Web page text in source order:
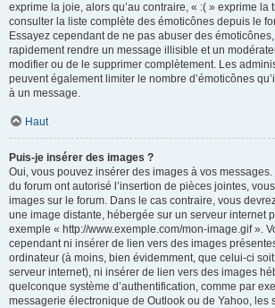
exprime la joie, alors qu’au contraire, « :( » exprime la
consulter la liste complète des émoticônes depuis le
Essayez cependant de ne pas abuser des
rapidement rendre un message illisible et un
modifier ou de le supprimer complètement. Les
peuvent également limiter le nombre d’émoticônes
à un message.
Haut
Puis-je insérer des images ?
Oui, vous pouvez insérer des images à vos
du forum ont autorisé l’insertion de pièces jointes,
images sur le forum. Dans le cas contraire, vous
une image distante, hébergée sur un serveur internet
exemple « http://www.exemple.com/mon-image.gif ».
cependant ni insérer de lien vers des images
ordinateur (à moins, bien évidemment, que celui-ci
serveur internet), ni insérer de lien vers des images
quelconque système d’authentification, comme par
messagerie électronique de Outlook ou de Yahoo, les